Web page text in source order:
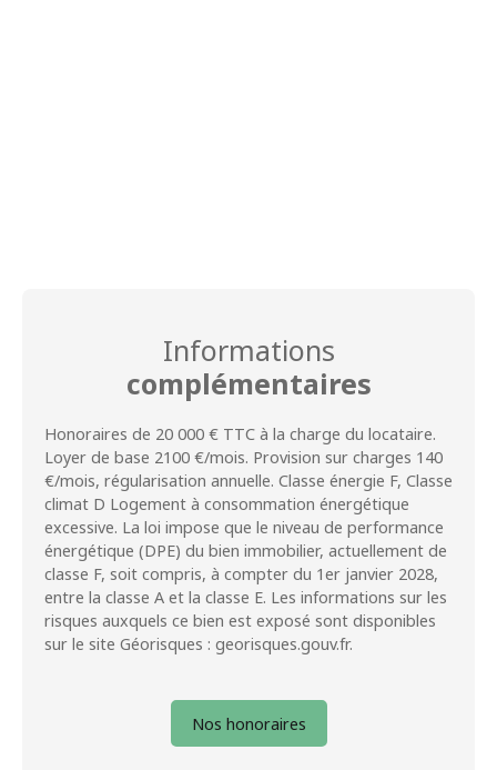
Informations
complémentaires
Honoraires de 20 000 € TTC à la charge du locataire.
Loyer de base 2100 €/mois. Provision sur charges 140
€/mois, régularisation annuelle. Classe énergie F, Classe
climat D Logement à consommation énergétique
excessive. La loi impose que le niveau de performance
énergétique (DPE) du bien immobilier, actuellement de
classe F, soit compris, à compter du 1er janvier 2028,
entre la classe A et la classe E. Les informations sur les
risques auxquels ce bien est exposé sont disponibles
sur le site Géorisques : georisques.gouv.fr.
Nos honoraires